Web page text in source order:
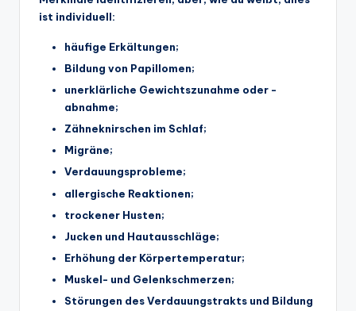
ist individuell:
häufige Erkältungen;
Bildung von Papillomen;
unerklärliche Gewichtszunahme oder -
abnahme;
Zähneknirschen im Schlaf;
Migräne;
Verdauungsprobleme;
allergische Reaktionen;
trockener Husten;
Jucken und Hautausschläge;
Erhöhung der Körpertemperatur;
Muskel- und Gelenkschmerzen;
Störungen des Verdauungstrakts und Bildung